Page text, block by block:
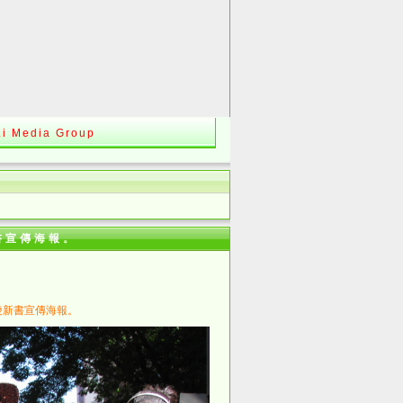
Media Group
傳海報。
書宣傳海報。